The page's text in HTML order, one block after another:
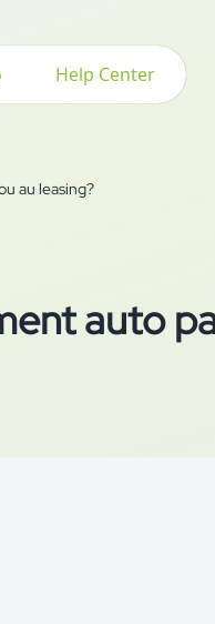
Help Center
au leasing?
auto